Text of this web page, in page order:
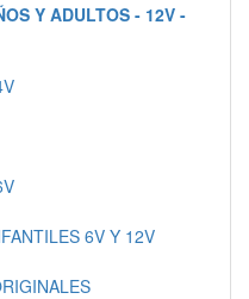
Y ADULTOS - 12V -
6V Y 12V